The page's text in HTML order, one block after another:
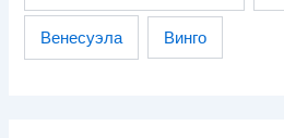
Венесуэла Винго